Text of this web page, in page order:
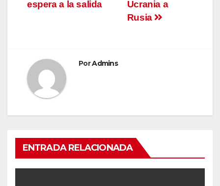
Ucrania a
Rusia
espera a la salida
PorAdmins
ENTRADA RELACIONADA